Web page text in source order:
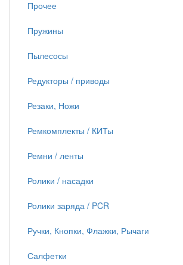
Прочее
Пружины
Пылесосы
Редукторы / приводы
Резаки, Ножи
Ремкомплекты / КИТы
Ремни / ленты
Ролики / насадки
Ролики заряда / PCR
Ручки, Кнопки, Флажки, Рычаги
Салфетки